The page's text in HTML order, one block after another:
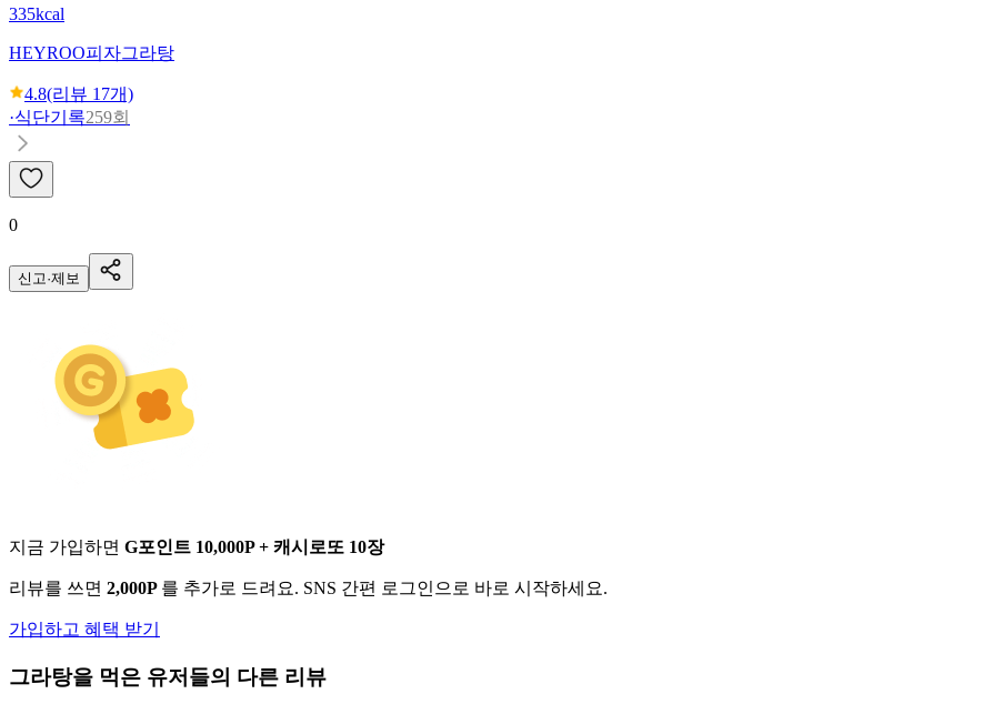
335kcal
HEYROO피자그라탕
4.8(리뷰 17개)
·식단기록259회
0
신고·제보
지금 가입하면 G포인트 10,000P + 캐시로또 10장
리뷰를 쓰면 2,000P 를 추가로 드려요. SNS 간편 로그인으로 바로 시작하세요.
가입하고 혜택 받기
그라탕을 먹은 유저들의 다른 리뷰